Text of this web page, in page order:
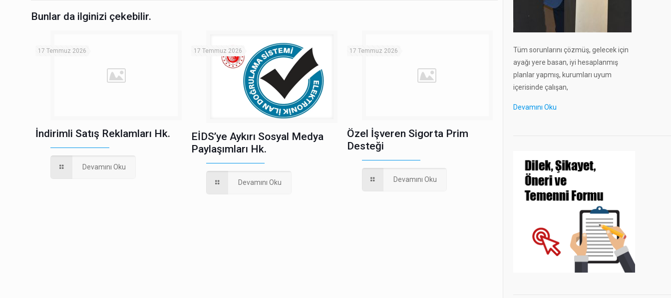
Bunlar da ilginizi çekebilir.
17 Temmuz 2026
İndirimli Satış Reklamları Hk.
Devamını Oku
17 Temmuz 2026
EİDS’ye Aykırı Sosyal Medya
Paylaşımları Hk.
Devamını Oku
17 Temmuz 2026
Özel İşveren Sigorta Prim
Desteği
Devamını Oku
Tüm sorunlarını çözmüş, gelecek için
ayağı yere basan, iyi hesaplanmış
planlar yapmış, kurumları uyum
içerisinde çalışan,
Devamını Oku